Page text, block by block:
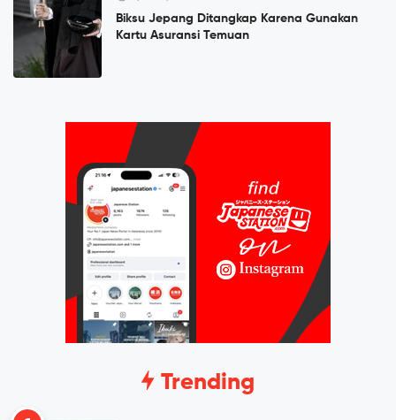
Biksu Jepang Ditangkap Karena Gunakan
Kartu Asuransi Temuan
Trending